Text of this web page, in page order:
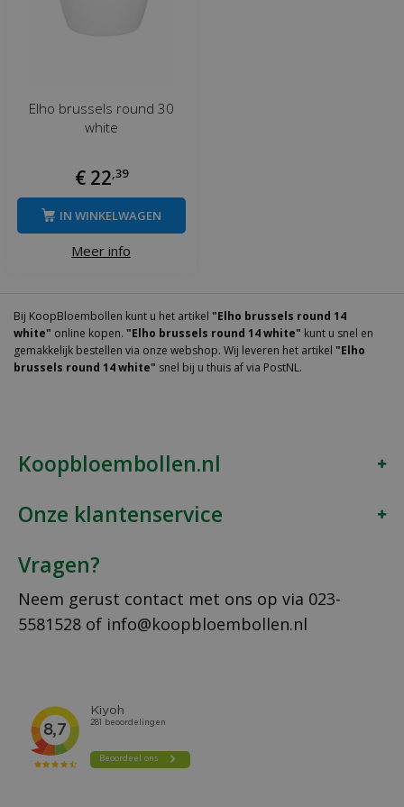
Elho brussels round 30
white
€ 22,39
Meer info
IN WINKELWAGEN
Bij KoopBloembollen kunt u het artikel "Elho brussels round 14
white" online kopen. "Elho brussels round 14 white" kunt u snel en
gemakkelijk bestellen via onze webshop. Wij leveren het artikel "Elho
brussels round 14 white" snel bij u thuis af via PostNL.
Koopbloembollen.nl
Onze klantenservice
Vragen?
Neem gerust contact met ons op via 023-
5581528 of info@koopbloembollen.nl